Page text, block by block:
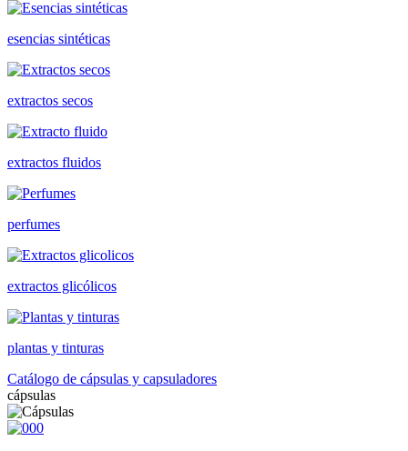
esencias sintéticas
extractos secos
extractos fluidos
perfumes
extractos glicólicos
plantas y tinturas
Catálogo de cápsulas y capsuladores
cápsulas